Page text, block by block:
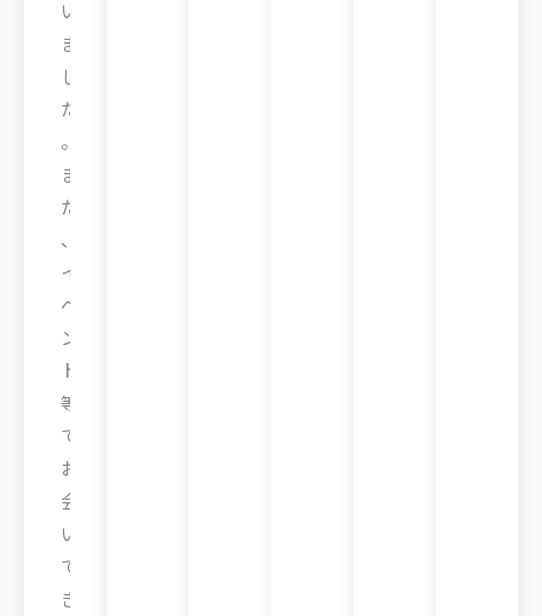
い
ま
し
た
。
ま
た
、
イ
ベ
ン
ト
等
で
お
会
い
で
き